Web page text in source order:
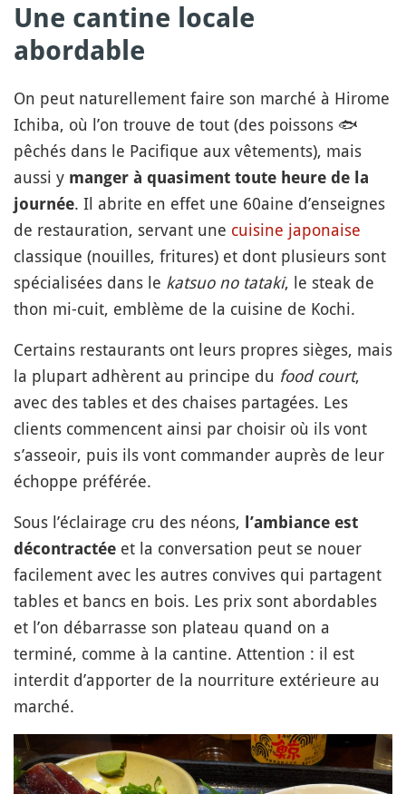
Une cantine locale
abordable
On peut naturellement faire son marché à Hirome
Ichiba, où l’on trouve de tout (des poissons 🐟
pêchés dans le Pacifique aux vêtements), mais
aussi y manger à quasiment toute heure de la
journée. Il abrite en effet une 60aine d’enseignes
de restauration, servant une cuisine japonaise
classique (nouilles, fritures) et dont plusieurs sont
spécialisées dans le katsuo no tataki, le steak de
thon mi-cuit, emblème de la cuisine de Kochi.
Certains restaurants ont leurs propres sièges, mais
la plupart adhèrent au principe du food court,
avec des tables et des chaises partagées. Les
clients commencent ainsi par choisir où ils vont
s’asseoir, puis ils vont commander auprès de leur
échoppe préférée.
Sous l’éclairage cru des néons, l’ambiance est
décontractée et la conversation peut se nouer
facilement avec les autres convives qui partagent
tables et bancs en bois. Les prix sont abordables
et l’on débarrasse son plateau quand on a
terminé, comme à la cantine. Attention : il est
interdit d’apporter de la nourriture extérieure au
marché.